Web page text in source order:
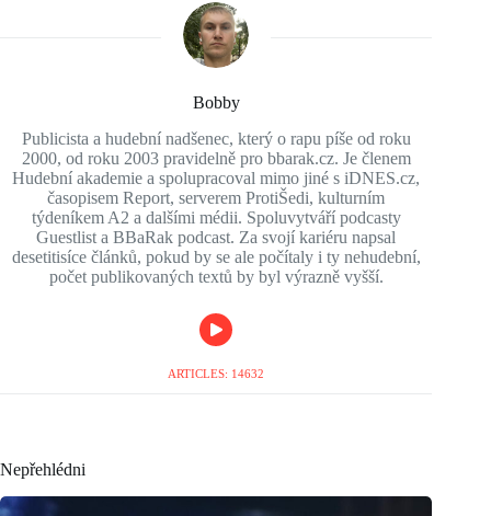
Bobby
Publicista a hudební nadšenec, který o rapu píše od roku
2000, od roku 2003 pravidelně pro bbarak.cz. Je členem
Hudební akademie a spolupracoval mimo jiné s iDNES.cz,
časopisem Report, serverem ProtiŠedi, kulturním
týdeníkem A2 a dalšími médii. Spoluvytváří podcasty
Guestlist a BBaRak podcast. Za svojí kariéru napsal
desetitisíce článků, pokud by se ale počítaly i ty nehudební,
počet publikovaných textů by byl výrazně vyšší.
ARTICLES: 14632
Nepřehlédni